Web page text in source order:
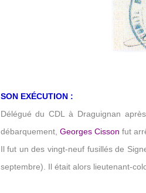
SON EXÉCUTION :
Délégué du CDL à Draguignan
débarquement, Georges Cisson fut
Il fut un des vingt-neuf fusillés de
septembre). Il était alors lieutenant-